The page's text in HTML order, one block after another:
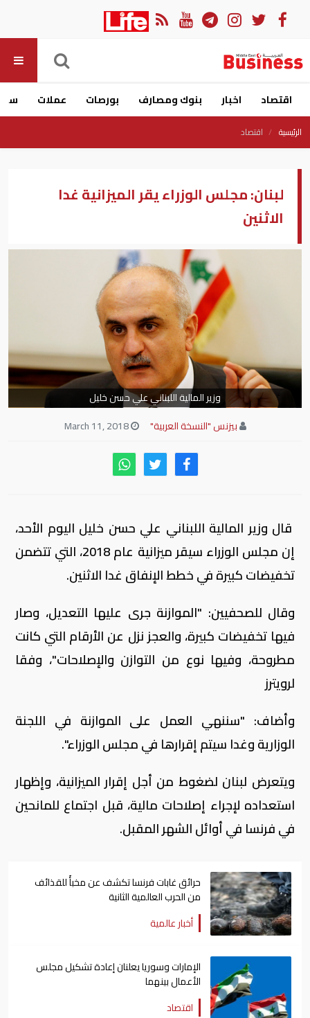
اقتصاد اخبار بنوك ومصارف بورصات عملات
الرئيسية اقتصاد
لبنان: مجلس الوزراء يقر الميزانية غدا
الاثنين
وزير المالية اللبناني علي حسن خليل
بيزنس "النسخة العربية"
March 11, 2018
قال وزير المالية اللبناني علي حسن خليل اليوم الأحد،
إن مجلس الوزراء سيقر ميزانية عام 2018، التي تتضمن
تخفيضات كبيرة في خطط الإنفاق غدا الاثنين.
وقال للصحفيين: "الموازنة جرى عليها التعديل، وصار
فيها تخفيضات كبيرة، والعجز نزل عن الأرقام التي كانت
مطروحة، وفيها نوع من التوازن والإصلاحات"، وفقا
لرويترز
وأضاف: "سننهي العمل على الموازنة في اللجنة
الوزارية وغدا سيتم إقرارها في مجلس الوزراء".
ويتعرض لبنان لضغوط من أجل إقرار الميزانية، وإظهار
استعداده لإجراء إصلاحات مالية، قبل اجتماع للمانحين
في فرنسا في أوائل الشهر المقبل.
حرائق غابات فرنسا تكشف عن مخبأً للقذائف
من الحرب العالمية الثانية
أخبار عالمية
الإمارات وسوريا يعلنان إعادة تشكيل مجلس
الأعمال بينهما
اقتصاد